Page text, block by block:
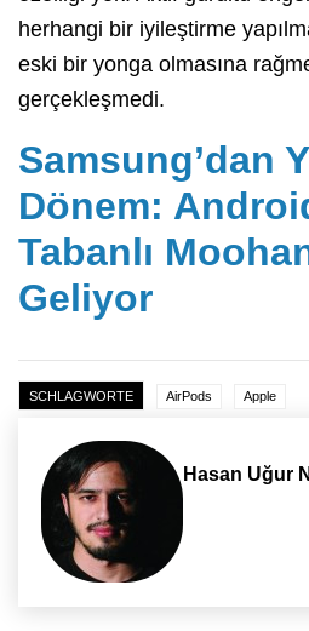
herhangi bir iyileştirme
eski bir yonga olmasına
gerçekleşmedi.
Samsung’dan
Dönem:
Tabanlı
Geliyor
SCHLAGWORTE AirPods Apple
Hasan Uğur